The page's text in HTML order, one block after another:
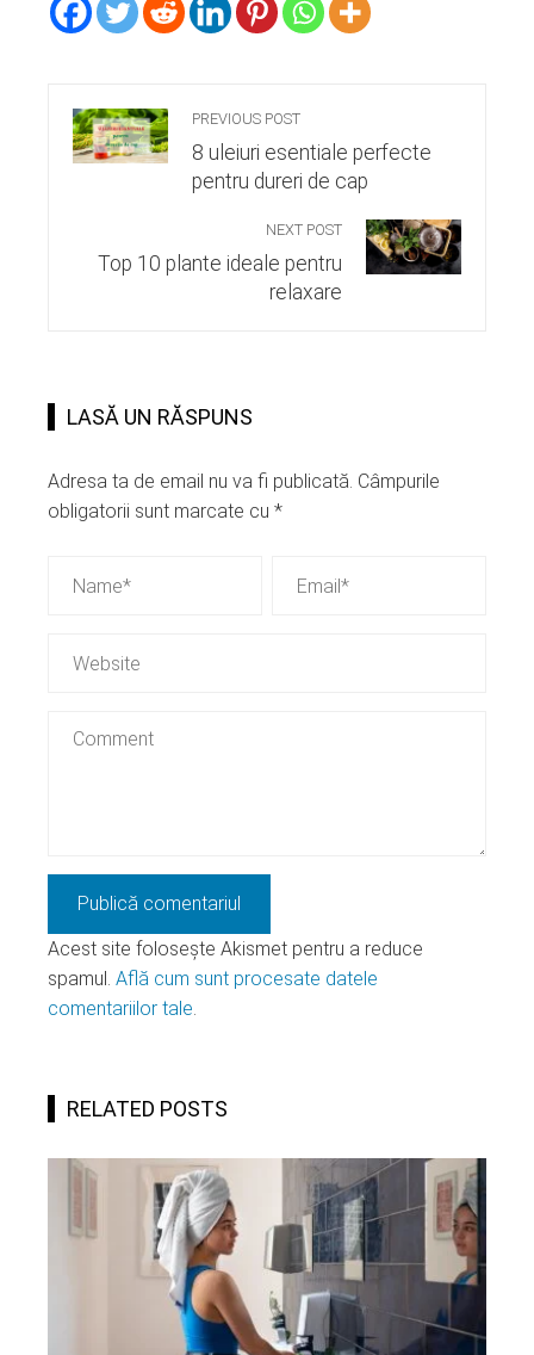
PREVIOUS POST
8 uleiuri esentiale perfecte
pentru dureri de cap
NEXT POST
Top 10 plante ideale pentru
relaxare
LASĂ UN RĂSPUNS
Adresa ta de email nu va fi publicată. Câmpurile
obligatorii sunt marcate cu *
Acest site folosește Akismet pentru a reduce
spamul. Află cum sunt procesate datele
comentariilor tale.
RELATED POSTS